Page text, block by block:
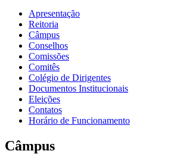
Apresentação
Reitoria
Câmpus
Conselhos
Comissões
Comitês
Colégio de Dirigentes
Documentos Institucionais
Eleições
Contatos
Horário de Funcionamento
Câmpus